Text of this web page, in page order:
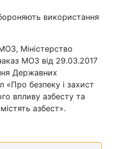
використання
Міністерство
МОЗ від 29.03.2017
Державних
«Про безпеку і захист
впливу азбесту та
азбест».